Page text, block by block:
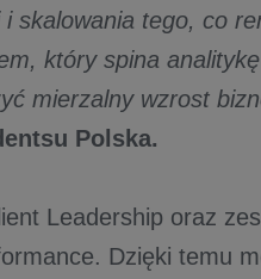
skalowania tego, co
który spina
mierzalny wzrost
Polska.
Leadership oraz
Dzięki temu